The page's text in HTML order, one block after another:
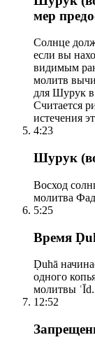
мер
Солнце
если вы
видимым
молитв
для Шурук в
Считается
истечения
4:23
Шурук
Восход
молитва
5:25
Время
Ḍuhā
одного
молитвы ʿĪd.
12:52